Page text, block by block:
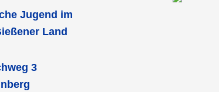
Jugend im
Land
3